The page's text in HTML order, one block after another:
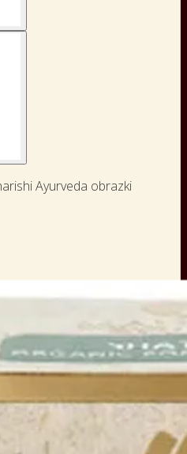
Ayurveda obrazki